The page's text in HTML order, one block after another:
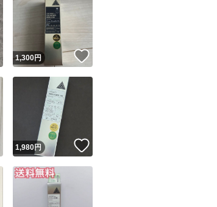
このユーザーは設定した発送日数内に発送しています
いいね！
1,300円
いいね！
1,980円